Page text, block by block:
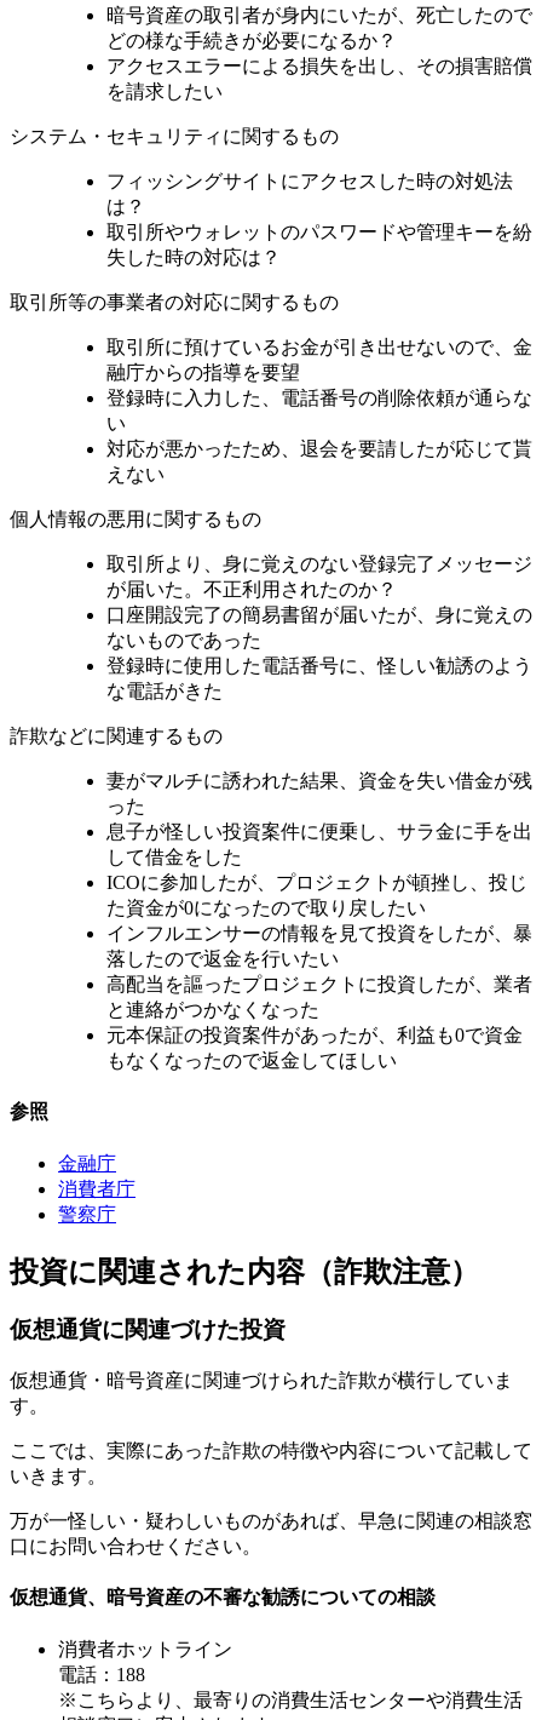
暗号資産の取引者が身内にいたが、死亡したので
どの様な手続きが必要になるか？
アクセスエラーによる損失を出し、その損害賠償
を請求したい
システム・セキュリティに関するもの
フィッシングサイトにアクセスした時の対処法
は？
取引所やウォレットのパスワードや管理キーを紛
失した時の対応は？
取引所等の事業者の対応に関するもの
取引所に預けているお金が引き出せないので、金
融庁からの指導を要望
登録時に入力した、電話番号の削除依頼が通らな
い
対応が悪かったため、退会を要請したが応じて貰
えない
個人情報の悪用に関するもの
取引所より、身に覚えのない登録完了メッセージ
が届いた。不正利用されたのか？
口座開設完了の簡易書留が届いたが、身に覚えの
ないものであった
登録時に使用した電話番号に、怪しい勧誘のよう
な電話がきた
詐欺などに関連するもの
妻がマルチに誘われた結果、資金を失い借金が残
った
息子が怪しい投資案件に便乗し、サラ金に手を出
して借金をした
ICOに参加したが、プロジェクトが頓挫し、投じ
た資金が0になったので取り戻したい
インフルエンサーの情報を見て投資をしたが、暴
落したので返金を行いたい
高配当を謳ったプロジェクトに投資したが、業者
と連絡がつかなくなった
元本保証の投資案件があったが、利益も0で資金
もなくなったので返金してほしい
参照
金融庁
消費者庁
警察庁
投資に関連された内容（詐欺注意）
仮想通貨に関連づけた投資
仮想通貨・暗号資産に関連づけられた詐欺が横行していま
す。
ここでは、実際にあった詐欺の特徴や内容について記載して
いきます。
万が一怪しい・疑わしいものがあれば、早急に関連の相談窓
口にお問い合わせください。
仮想通貨、暗号資産の不審な勧誘についての相談
消費者ホットライン
電話：188
※こちらより、最寄りの消費生活センターや消費生活